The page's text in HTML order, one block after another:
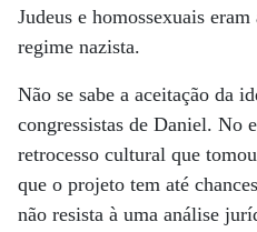
Judeus e homossexuais
regime nazista.
Não se sabe a aceitação da
congressistas de Daniel. No
retrocesso cultural que
que o projeto tem até
não resista à uma análise